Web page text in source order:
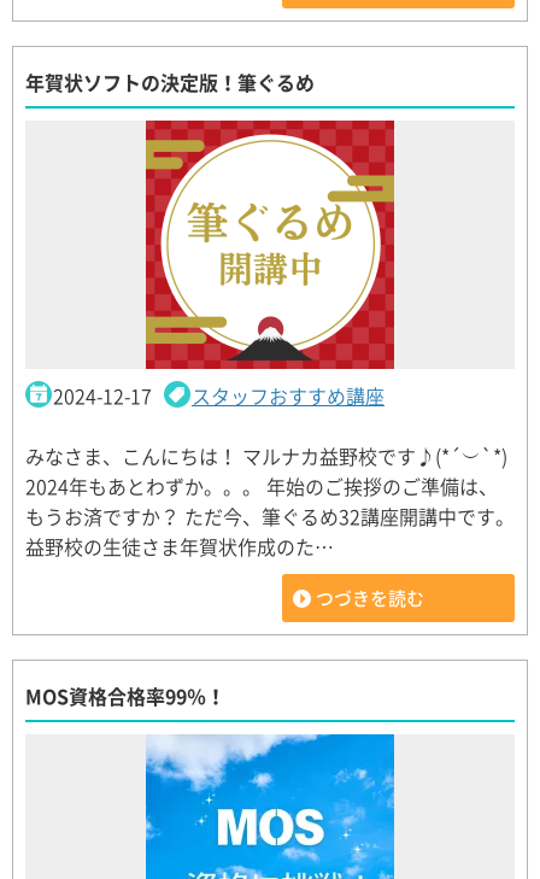
年賀状ソフトの決定版！筆ぐるめ
2024-12-17 スタッフおすすめ講座
みなさま、こんにちは！ マルナカ益野校です♪(*´︶`*)
2024年もあとわずか。。。 年始のご挨拶のご準備は、
もうお済ですか？ ただ今、筆ぐるめ32講座開講中です。
益野校の生徒さま年賀状作成のた…
つづきを読む
MOS資格合格率99％！